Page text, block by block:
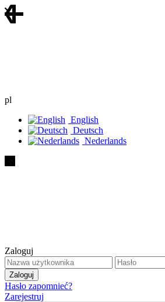
pl
English
Deutsch
Nederlands
Zaloguj
Hasło zapomnieć?
Zarejestruj